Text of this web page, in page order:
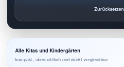
Zurücksetzen
Alle Kitas und Kindergärten
kompakt, übersichtlich und direkt vergleichbar